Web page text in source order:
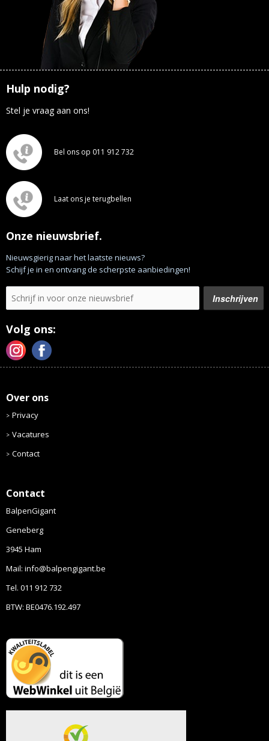
Hulp nodig?
Stel je vraag aan ons!
Bel ons op 011 912 732
Laat ons je terugbellen
Onze nieuwsbrief.
Nieuwsgierig naar het laatste nieuws?
Schijf je in en ontvang de scherpste aanbiedingen!
Volg ons:
Over ons
Privacy
Vacatures
Contact
Contact
BalpenGigant
Geneberg
3945 Ham
Mail: info@balpengigant.be
Tel. 011 912 732
BTW: BE0476.192.497